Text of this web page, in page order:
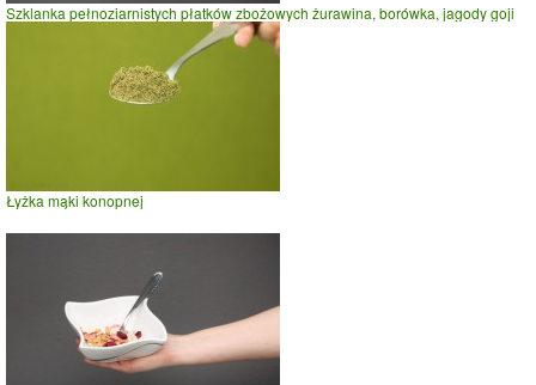
Szklanka pełnoziarnistych płatków zbożowych żurawina, borówka, jagody goji
Łyżka mąki konopnej